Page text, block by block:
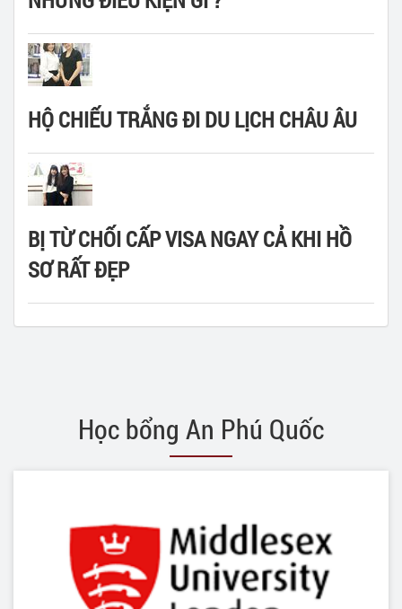
HỘ CHIẾU TRẮNG ĐI DU LỊCH CHÂU ÂU
BỊ TỪ CHỐI CẤP VISA NGAY CẢ KHI HỒ
SƠ RẤT ĐẸP
Học bổng An Phú Quốc